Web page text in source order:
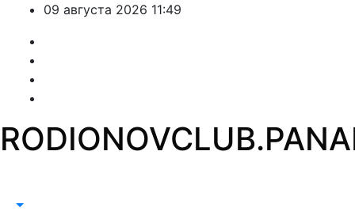
Перейти
содержимому
09 августа 2026 11:49
RODIONOV